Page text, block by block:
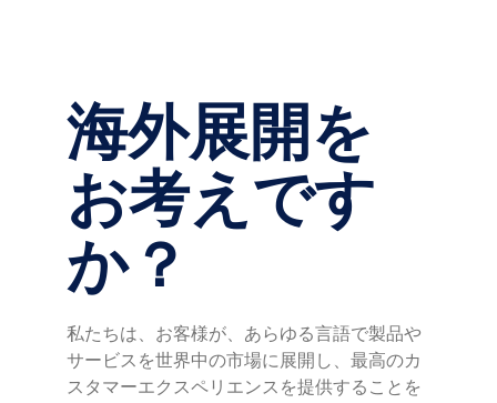
海外展開を
お考えです
か？
私たちは、お客様が、あらゆる言語で製品や
サービスを世界中の市場に展開し、最高のカ
スタマーエクスペリエンスを提供することを